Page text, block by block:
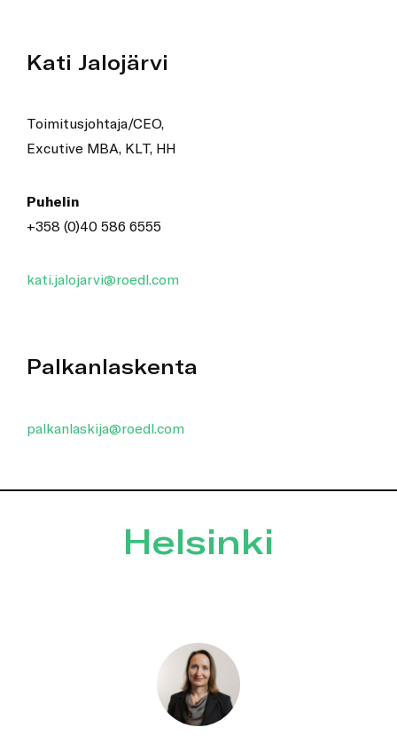
Kati Jalojärvi
Toimitusjohtaja/CEO,
Excutive MBA, KLT, HH
Puhelin
+358 (0)40 586 6555
kati.jalojarvi@roedl.com
Palkanlaskenta
palkanlaskija@roedl.com
Helsinki